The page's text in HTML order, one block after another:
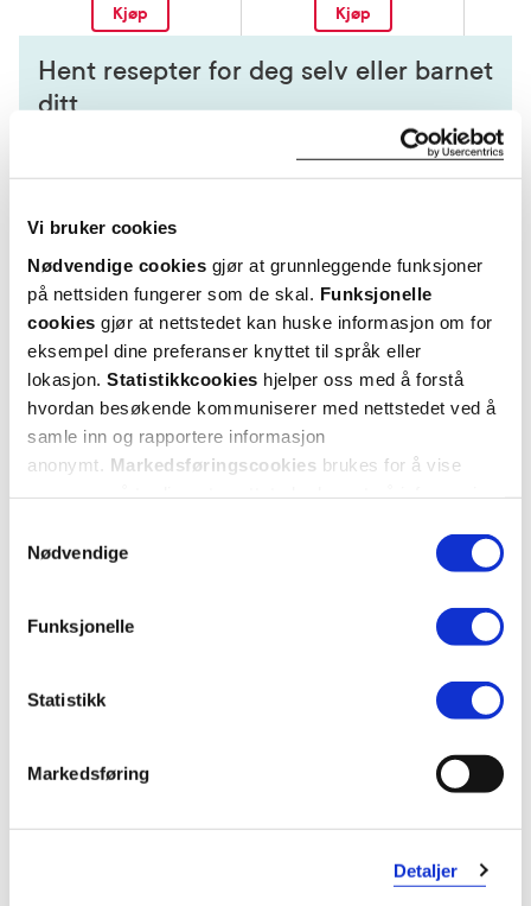
Vi bruker cookies
Nødvendige cookies gjør at grunnleggende funksjoner
på nettsiden fungerer som de skal. Funksjonelle
cookies gjør at nettstedet kan huske informasjon om for
eksempel dine preferanser knyttet til språk eller
lokasjon. Statistikkcookies hjelper oss med å forstå
hvordan besøkende kommuniserer med nettstedet ved å
samle inn og rapportere informasjon
anonymt. Markedsføringscookies brukes for å vise
Nødvendige
Funksjonelle
Statistikk
Markedsføring
Detaljer
Kjøp Kjøp
Hent resepter for deg selv eller barnet
ditt
Logg inn med BankID eller annen eID og få sikker
Kom i gang
Mer om reseptvarer